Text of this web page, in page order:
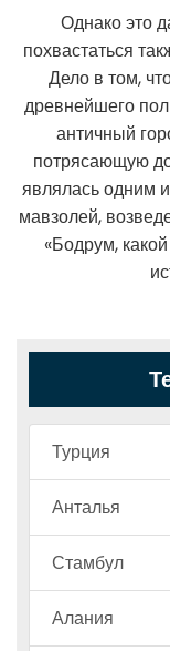
Однако это
похвастаться
Дело в том,
древнейшего
античный
потрясающую
являлась одним
мавзолей,
«Бодрум,
Турция
Анталья
Стамбул
Алания